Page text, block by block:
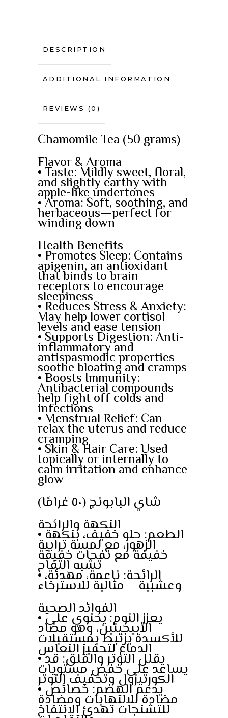
DESCRIPTION
ADDITIONAL INFORMATION
REVIEWS (0)
Chamomile Tea (50 grams)
Flavor & Aroma
• Taste: Mildly sweet, floral,
and slightly earthy with
apple-like undertones
• Aroma: Soft, soothing, and
herbaceous—perfect for
winding down
Health Benefits
• Promotes Sleep: Contains
apigenin, an antioxidant
that binds to brain
receptors to encourage
sleepiness
• Reduces Stress & Anxiety:
May help lower cortisol
levels and ease tension
• Supports Digestion: Anti-
inflammatory and
antispasmodic properties
soothe bloating and cramps
• Boosts Immunity:
Antibacterial compounds
help fight off colds and
infections
• Menstrual Relief: Can
relax the uterus and reduce
cramping
• Skin & Hair Care: Used
topically or internally to
calm irritation and enhance
glow
شاي البابونج (٥٠ غرامًا)
النكهة والرائحة
• الطعم: حلو خفيف، بنكهة
الزهور، مع لمسة ترابية
خفيفة مع نفحات خفيفة
تشبه التفاح
• الرائحة: ناعمة، مهدئة،
وعشبية – مثالية للاسترخاء
الفوائد الصحية
• يعزز النوم: يحتوي على
الأبيجينين، وهو مضاد
للأكسدة يرتبط بمستقبلات
الدماغ لتحفيز النعاس
• يقلل التوتر والقلق: قد
يساعد على خفض مستويات
الكورتيزول وتخفيف التوتر
• يدعم الهضم: خصائص
مضادة للالتهابات ومضادة
للتشنجات تهدئ الانتفاخ